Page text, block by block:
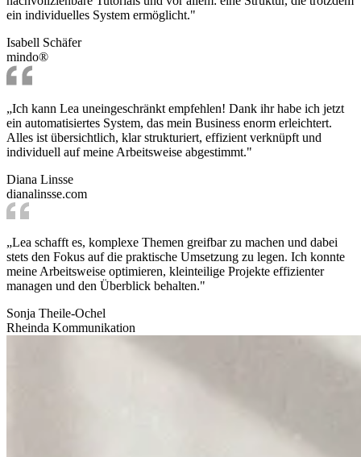
ein individuelles System ermöglicht."
Isabell Schäfer
mindo®
„Ich kann Lea uneingeschränkt empfehlen! Dank ihr habe ich jetzt
ein automatisiertes System, das mein Business enorm erleichtert.
Alles ist übersichtlich, klar strukturiert, effizient verknüpft und
individuell auf meine Arbeitsweise abgestimmt."
Diana Linsse
dianalinsse.com
„Lea schafft es, komplexe Themen greifbar zu machen und dabei
stets den Fokus auf die praktische Umsetzung zu legen. Ich konnte
meine Arbeitsweise optimieren, kleinteilige Projekte effizienter
managen und den Überblick behalten."
Sonja Theile-Ochel
Rheinda Kommunikation